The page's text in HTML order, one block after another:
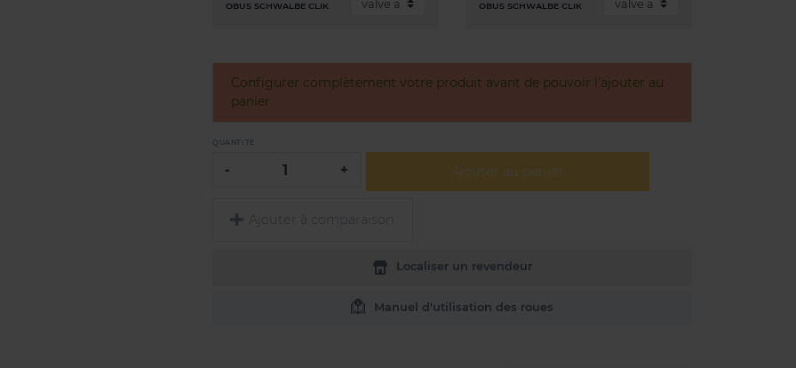
OBUS SCHWALBE CLIK OBUS SCHWALBE CLIK
Configurer complètement votre produit avant de pouvoir l'ajouter au
panier
QUANTITÉ
- + Ajouter au panier
Ajouter à comparaison
Localiser un revendeur
Manuel d'utilisation des roues